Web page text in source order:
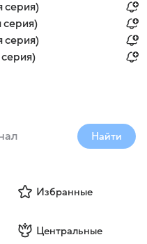
серия)
серия)
серия)
Найти
Избранные
Центральные